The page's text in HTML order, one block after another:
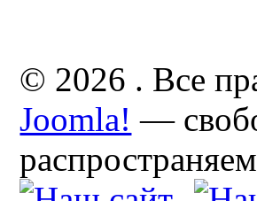
© 2026 . Все
Joomla! —